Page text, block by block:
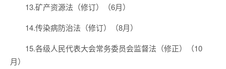
13.矿产资源法（修订）（6月）
14.传染病防治法（修订）（8月）
15.各级人民代表大会常务委员会监督法（修正）（10
月）